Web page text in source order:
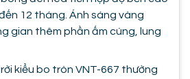
12 tháng. Ánh sáng vàng
gian thêm phần ấm cúng, lung
kiểu bo tròn VNT-667 thường